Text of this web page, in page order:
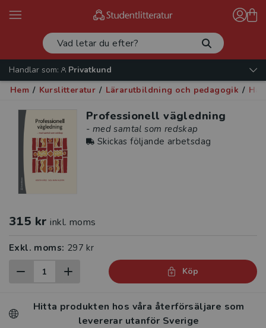
Handlar som:
Privatkund
Hem / Kurslitteratur / Lärarutbildning och pedagogik /
Professionell vägledning
- med samtal som redskap
Skickas följande arbetsdag
315 kr inkl. moms
Exkl. moms: 297 kr
Köp
Hitta produkten hos våra återförsäljare som
levererar utanför Sverige